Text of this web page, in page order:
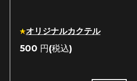
オリジナルカクテル
500 円(税込)